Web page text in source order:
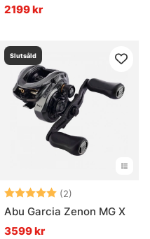
2199 kr
Slutsåld
Betyg: (2)
Abu Garcia Zenon MG X
3599 kr